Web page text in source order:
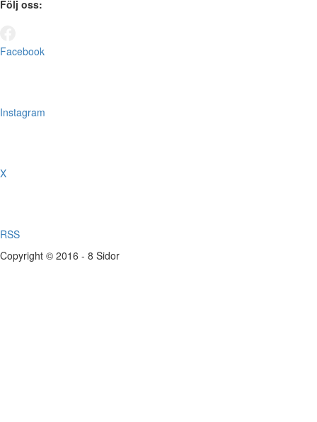
Följ oss:
Facebook
Instagram
X
RSS
Copyright © 2016 - 8 Sidor